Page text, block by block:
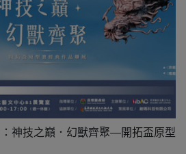
神技之巔．幻獸齊聚—開拓盃原型